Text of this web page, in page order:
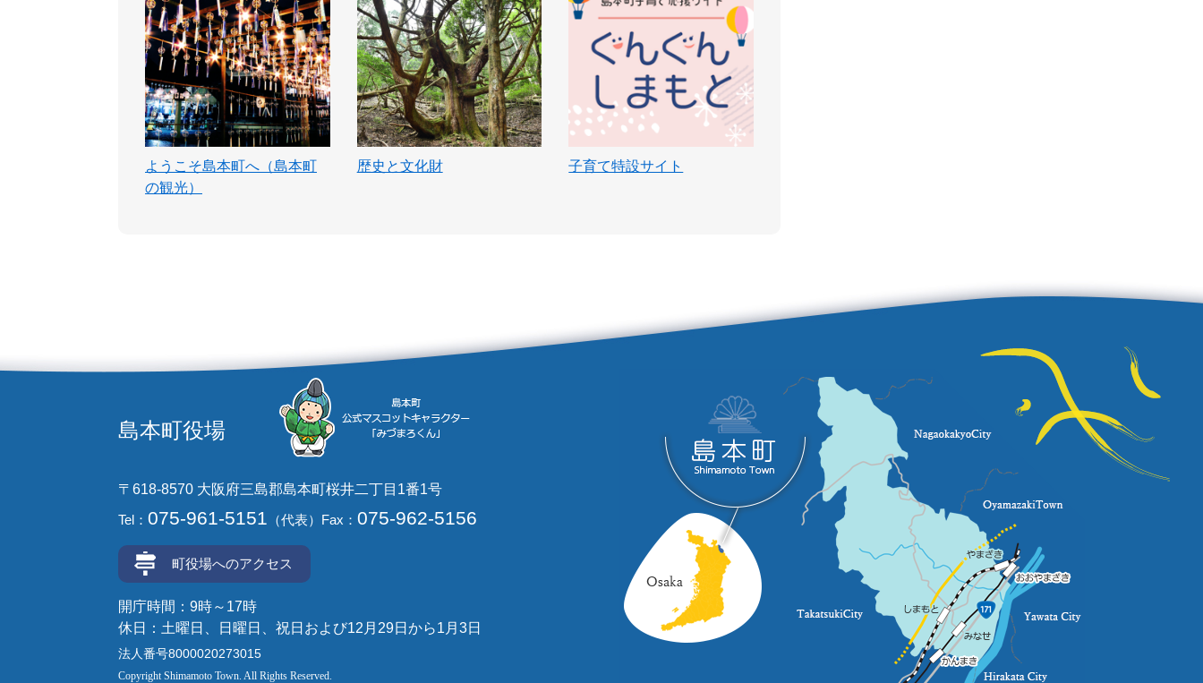
ようこそ島本町へ（島本町
の観光）
歴史と文化財 子育て特設サイト
島本町役場
〒618-8570 大阪府三島郡島本町桜井二丁目1番1号
Tel： 075-961-5151 （代表） Fax： 075-962-5156
町役場へのアクセス
開庁時間：9時～17時
休日：土曜日、日曜日、祝日および12月29日から1月3日
法人番号8000020273015
Copyright Shimamoto Town. All Rights Reserved.